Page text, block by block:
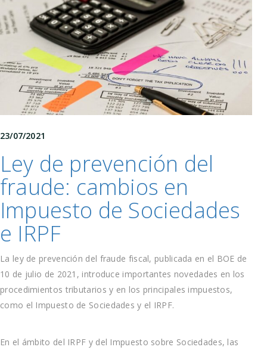
23/07/2021
Ley de prevención del
fraude: cambios en
Impuesto de Sociedades
e IRPF
La ley de prevención del fraude fiscal, publicada en el BOE de
10 de julio de 2021, introduce importantes novedades en los
procedimientos tributarios y en los principales impuestos,
como el Impuesto de Sociedades y el IRPF.
En el ámbito del IRPF y del Impuesto sobre Sociedades, las